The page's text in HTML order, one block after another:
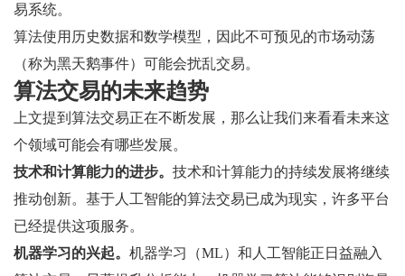
易系统。
算法使用历史数据和数学模型，因此不可预见的市场动荡
（称为黑天鹅事件）可能会扰乱交易。
算法交易的未来趋势
上文提到算法交易正在不断发展，那么让我们来看看未来这
个领域可能会有哪些发展。
技术和计算能力的进步。 技术和计算能力的持续发展将继续
推动创新。基于人工智能的算法交易已成为现实，许多平台
已经提供这项服务。
机器学习的兴起。 机器学习（ML）和人工智能正日益融入